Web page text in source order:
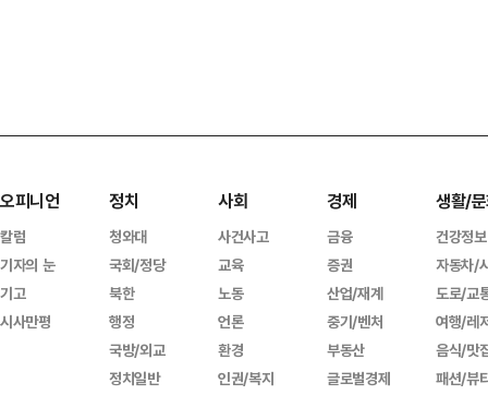
오피니언
칼럼
기자의 눈
기고
시사만평
정치
청와대
국회/정당
북한
행정
국방/외교
정치일반
사회
사건사고
교육
노동
언론
환경
인권/복지
경제
금융
증권
산업/재계
중기/벤처
부동산
글로벌경제
생활/
건강정보
자동차/
도로/교
여행/레
음식/맛
패션/뷰